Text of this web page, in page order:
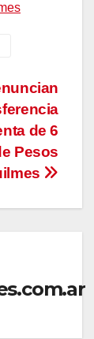
de 6
Pesos